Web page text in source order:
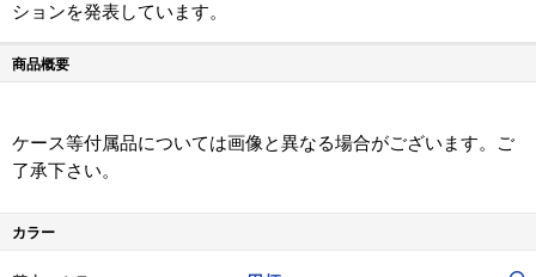
ションを発表しています。
商品概要
ケース等付属品については画像と異なる場合がございます。ご
了承下さい。
カラー